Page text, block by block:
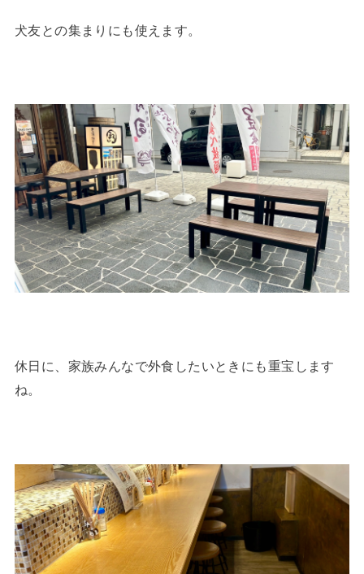
犬友との集まりにも使えます。
休日に、家族みんなで外食したいときにも重宝します
ね。